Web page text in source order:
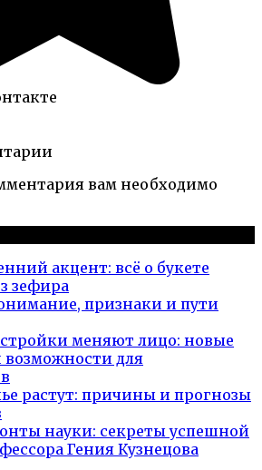
вам необходимо
акцент: всё о букете
зефира
признаки и пути
меняют лицо: новые
для
растут: причины и прогнозы
науки: секреты успешной
Гения Кузнецова